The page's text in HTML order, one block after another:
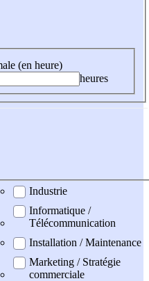
(en heure)
heures
Industrie
Informatique /
Télécommunication
Installation / Maintenance
Marketing / Stratégie
commerciale